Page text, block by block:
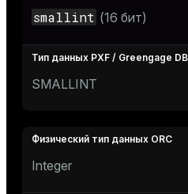
smallint (16 бит)
SMALLINT
Integer